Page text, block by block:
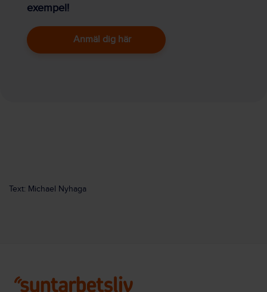
exempel!
Anmäl dig här
Text: Michael Nyhaga